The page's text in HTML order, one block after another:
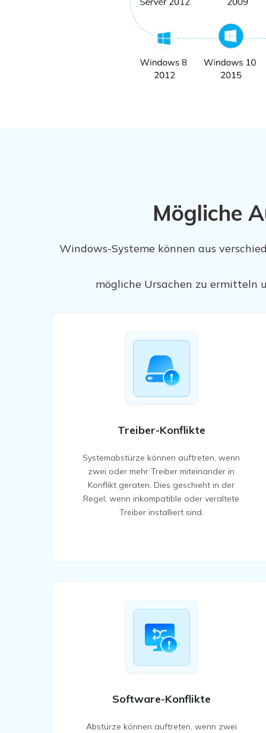
Mögliche
Windows-Systeme können aus
mögliche Ursachen zu ermitteln
Treiber-Konflikte
Systemabstürze können auftreten, wenn
zwei oder mehr Treiber miteinander in
Konflikt geraten. Dies geschieht in der
Regel, wenn inkompatible oder veraltete
Treiber installiert sind.
Software-Konflikte
Abstürze können auftreten, wenn zwei